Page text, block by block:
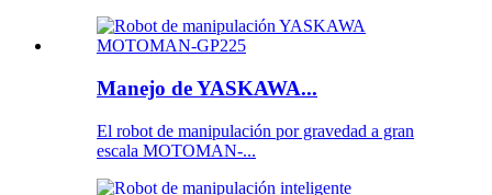
Manejo de YASKAWA...
El robot de manipulación por gravedad a gran
escala MOTOMAN-...